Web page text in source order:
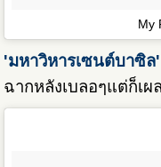
My
'มหาวิหารเซนต์บาซิล'
ฉากหลังเบลอๆแต่ก็เผ